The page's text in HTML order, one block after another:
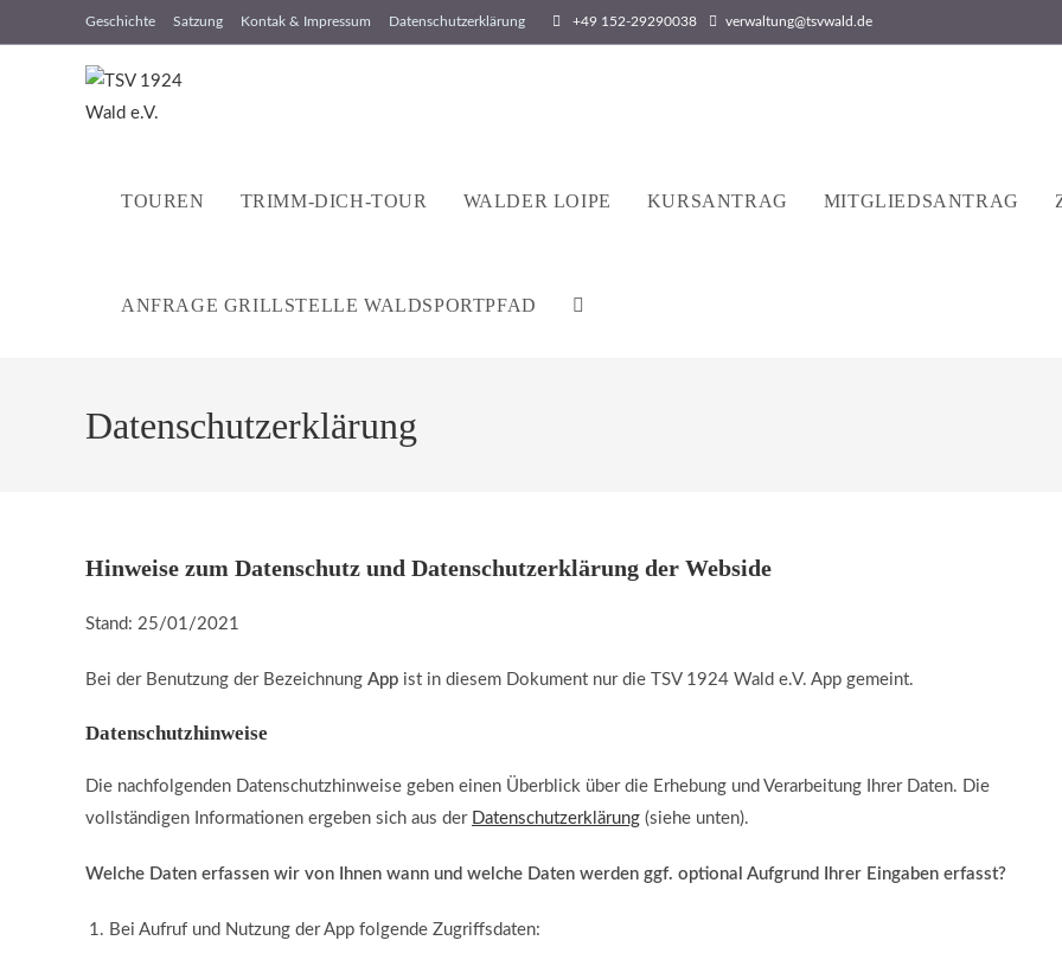
Inhalt
Geschichte Satzung Kontak & Impressum Datenschutzerklärung +49 152-29290038 verwaltung@tsvwald.de
TOUREN TRIMM-DICH-TOUR WALDER LOIPE KURSANTRAG MITGLIEDSANTRAG
ANFRAGE GRILLSTELLE WALDSPORTPFAD
Datenschutzerklärung
Hinweise zum Datenschutz und Datenschutzerklärung der Webside
Stand: 25/01/2021
Bei der Benutzung der Bezeichnung App ist in diesem Dokument nur die TSV 1924 Wald e.V. App gemeint.
Datenschutzhinweise
Die nachfolgenden Datenschutzhinweise geben einen Überblick über die Erhebung und Verarbeitung Ihrer Daten. Die
vollständigen Informationen ergeben sich aus der Datenschutzerklärung (siehe unten).
Welche Daten erfassen wir von Ihnen wann und welche Daten werden ggf. optional Aufgrund Ihrer Eingaben erfasst?
Bei Aufruf und Nutzung der App folgende Zugriffsdaten: